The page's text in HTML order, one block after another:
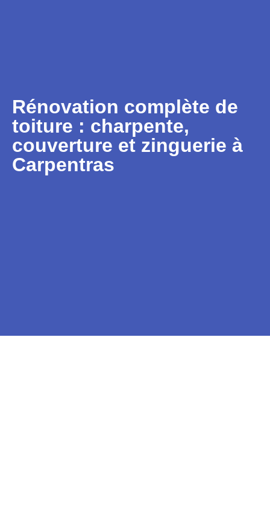
Rénovation complète de
toiture : charpente,
couverture et zinguerie à
Carpentras